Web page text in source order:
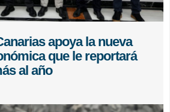
apoya la nueva
que le reportará
al año